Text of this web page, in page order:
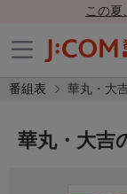
この夏
番組表 華丸・大
華丸・大吉